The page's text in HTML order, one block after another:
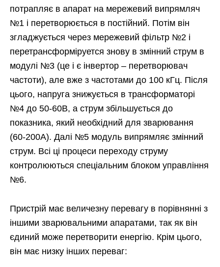
потрапляє в апарат на мережевий випрямляч
№1 і перетворюється в постійний. Потім він
згладжується через мережевий фільтр №2 і
перетрансформіруется знову в змінний струм в
модулі №3 (це і є інвертор – перетворювач
частоти), але вже з частотами до 100 кГц. Після
цього, напруга знижується в трансформаторі
№4 до 50-60В, а струм збільшується до
показника, який необхідний для зварювання
(60-200А). Далі №5 модуль випрямляє змінний
струм. Всі ці процеси переходу струму
контролюються спеціальним блоком управління
№6.
Пристрій має величезну перевагу в порівнянні з
іншими зварювальними апаратами, так як він
єдиний може перетворити енергію. Крім цього,
він має низку інших переваг: